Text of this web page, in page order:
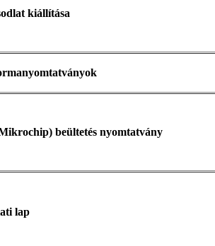
kiállítása
beültetés nyomtatvány
lap